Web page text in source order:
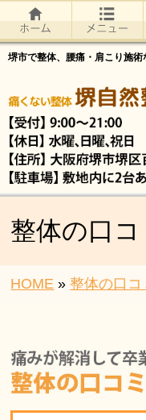
堺市で整体、腰痛・肩こり施術
整体の口コ
HOME » 整体の口コ